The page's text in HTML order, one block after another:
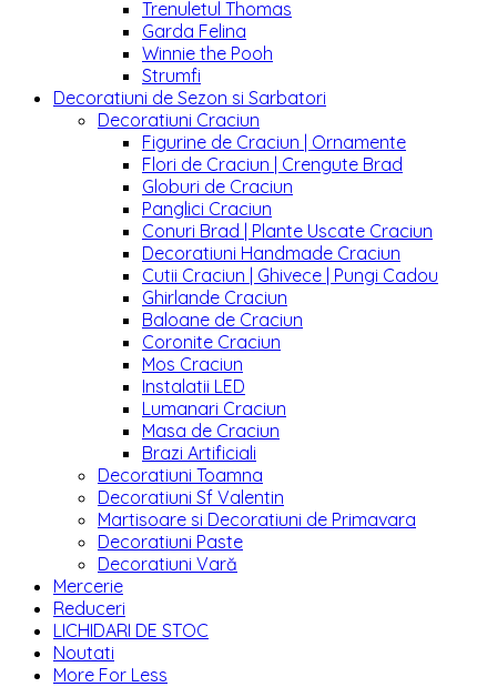
Trenuletul Thomas
Garda Felina
Winnie the Pooh
Strumfi
Decoratiuni de Sezon si Sarbatori
Decoratiuni Craciun
Figurine de Craciun | Ornamente
Flori de Craciun | Crengute Brad
Globuri de Craciun
Panglici Craciun
Conuri Brad | Plante Uscate Craciun
Decoratiuni Handmade Craciun
Cutii Craciun | Ghivece | Pungi Cadou
Ghirlande Craciun
Baloane de Craciun
Coronite Craciun
Mos Craciun
Instalatii LED
Lumanari Craciun
Masa de Craciun
Brazi Artificiali
Decoratiuni Toamna
Decoratiuni Sf Valentin
Martisoare si Decoratiuni de Primavara
Decoratiuni Paste
Decoratiuni Vară
Mercerie
Reduceri
LICHIDARI DE STOC
Noutati
More For Less